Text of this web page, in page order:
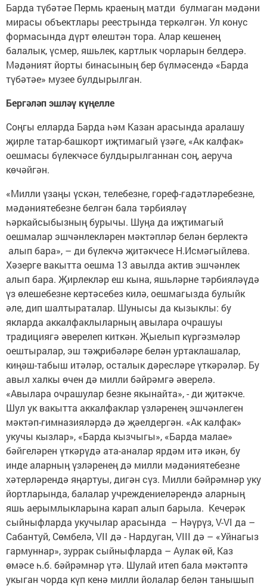
Барда түбәтәе Пермь краеның матди булмаган мәдәни
мирасы объектлары реестрында теркәлгән. Ул конус
формасында дүрт өлештән тора. Алар кешенең
балалык, үсмер, яшьлек, картлык чорларын белдерә.
Мәдәният йорты бинасының бер бүлмәсендә «Барда
түбәтәе» музее ­булдырылган.
Бергәләп эшләү күңелле
Соңгы елларда Барда һәм Казан арасында аралашу
җирле татар-башкорт иҗтимагый үзәге, «Ак калфак»
оешмасы бүлекчәсе булдырылганнан соң, аеруча
көчәйгән.
«Милли үзаңы үскән, телебезне, гореф-гадәтләребезне,
мәдәниятебезне белгән бала тәрбияләү
һәркайсыбызның бурычы. Шуңа да иҗтимагый
оешмалар эшчәнлекләрен мәктәпләр белән берлектә
алып бара», – ди бүлекчә җитәкчесе Н.Исмәгыйлева.
Хәзерге вакытта оешма 13 авылда актив эшчәнлек
алып бара. Җирлекләр еш кына, яшьләрне тәрбияләүдә
үз өлешебезне кертәсебез килә, оешмагызда булыйк
әле, дип шалтыраталар. Шунысы да кызыклы: бу
якларда аккалфаклыларның авылара очрашуы
традициягә әверелеп киткән. Җыелып күргәзмәләр
оештыралар, эш тәҗрибәләре белән уртаклашалар,
киңәш-табыш итәләр, осталык дәресләре үткәрәләр. Бу
авыл халкы өчен дә милли бәйрәмгә әверелә.
«Авылара очрашулар безне якынайта», - ди җитәкче.
Шул ук вакытта аккалфаклар үзләренең эшчәнлеген
мәктәп-гимназияләрдә дә җәелдергән. «Ак калфак»
укучы кызлар», «Барда кызчыгы», «Барда малае»
бәйгеләрен үткәрүдә ата-аналар ярдәм итә икән, бу
инде аларның үзләренең дә милли мәдәниятебезне
хәтерләрендә яңартуы, дигән сүз. Милли бәйрәмнәр уку
йортларында, балалар учреждениеләрендә аларның
яшь аерымлыкларына карап алып барыла. Кечерәк
сыйныфларда укучылар арасында – Нәүрүз, V-VI да –
Сабантуй, Сөмбелә, VII дә - Нардуган, VIII дә – «Уйнагыз
гармуннар», зуррак сыйныфларда – Аулак өй, Каз
өмәсе һ.б. бәйрәмнәр үтә. Шулай итеп бала мәктәптә
укыган чорда күп кенә милли йолалар белән танышып